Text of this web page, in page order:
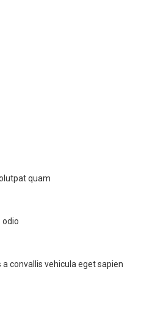
quam
odio
convallis vehicula eget sapien